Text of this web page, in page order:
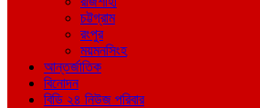
চট্টগ্রাম
রংপুর
ময়মনসিংহ
আন্তর্জাতিক
বিনোদন
বিডি ২৪ নিউজ পরিবার